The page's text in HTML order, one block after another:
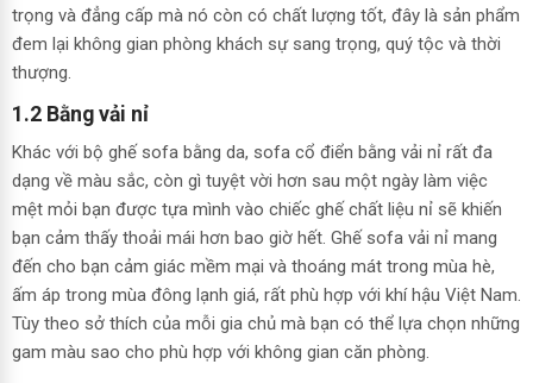
trọng và đẳng cấp mà nó còn có chất lượng tốt, đây là sản phẩm
đem lại không gian phòng khách sự sang trọng, quý tộc và thời
thượng.
1.2 Bằng vải nỉ
Khác với bộ ghế sofa bằng da, sofa cổ điển bằng vải nỉ rất đa
dạng về màu sắc, còn gì tuyệt vời hơn sau một ngày làm việc
mệt mỏi bạn được tựa mình vào chiếc ghế chất liệu nỉ sẽ khiến
bạn cảm thấy thoải mái hơn bao giờ hết. Ghế sofa vải nỉ mang
đến cho bạn cảm giác mềm mại và thoáng mát trong mùa hè,
ấm áp trong mùa đông lạnh giá, rất phù hợp với khí hậu Việt Nam.
Tùy theo sở thích của mỗi gia chủ mà bạn có thể lựa chọn những
gam màu sao cho phù hợp với không gian căn phòng.